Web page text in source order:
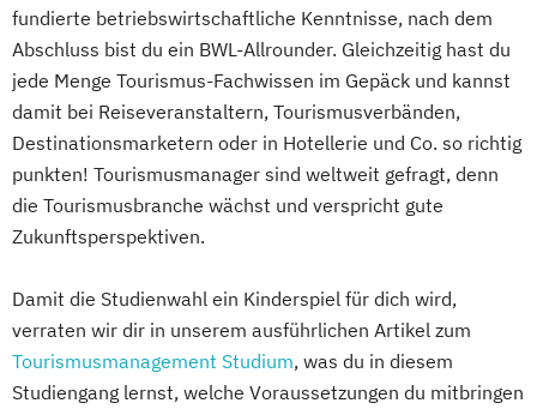
fundierte betriebswirtschaftliche Kenntnisse, nach dem
Abschluss bist du ein BWL-Allrounder. Gleichzeitig hast du
jede Menge Tourismus-Fachwissen im Gepäck und kannst
damit bei Reiseveranstaltern, Tourismusverbänden,
Destinationsmarketern oder in Hotellerie und Co. so richtig
punkten! Tourismusmanager sind weltweit gefragt, denn
die Tourismusbranche wächst und verspricht gute
Zukunftsperspektiven.
Damit die Studienwahl ein Kinderspiel für dich wird,
verraten wir dir in unserem ausführlichen Artikel zum
Tourismusmanagement Studium, was du in diesem
Studiengang lernst, welche Voraussetzungen du mitbringen